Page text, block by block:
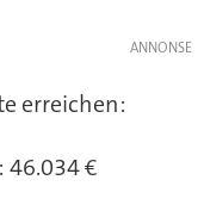
erreichen:
€